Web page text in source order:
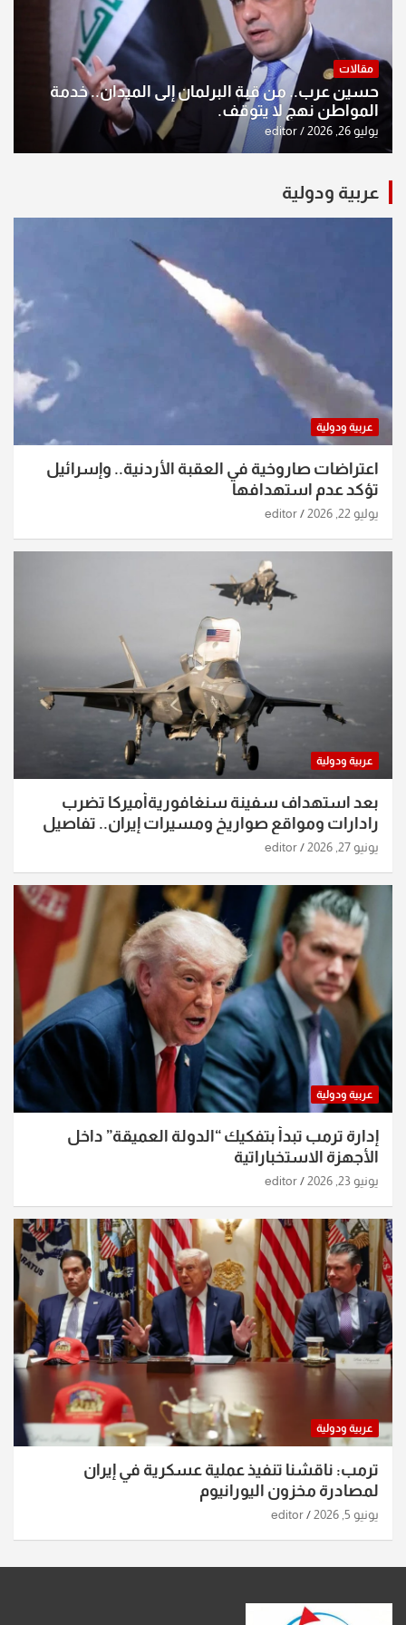
مقالات
حسين عرب.. من قبة البرلمان إلى الميدان.. خدمة
المواطن نهج لا يتوقف.
يوليو 26, 2026 editor
عربية ودولية
عربية ودولية
اعتراضات صاروخية في العقبة الأردنية.. وإسرائيل
تؤكد عدم استهدافها
يوليو 22, 2026 editor
عربية ودولية
بعد استهداف سفينة سنغافوريةأميركا تضرب
رادارات ومواقع صواريخ ومسيرات إيران.. تفاصيل
الساعات الماضية
يونيو 27, 2026 editor
عربية ودولية
إدارة ترمب تبدأ بتفكيك “الدولة العميقة” داخل
الأجهزة الاستخباراتية
يونيو 23, 2026 editor
عربية ودولية
ترمب: ناقشنا تنفيذ عملية عسكرية في إيران
لمصادرة مخزون اليورانيوم
يونيو 5, 2026 editor